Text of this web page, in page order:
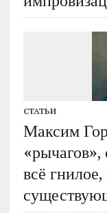
СТАТЬИ
Максим
всё